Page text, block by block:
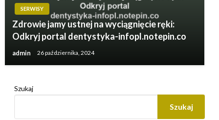
SERWISY
Zdrowie jamy ustnej na wyciągnięcie ręki:
Odkryj portal dentystyka-infopl.notepin.co
admin 26 października, 2024
Szukaj
Szukaj